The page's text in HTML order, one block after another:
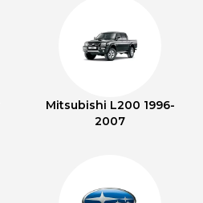
Mitsubishi L200 1996-
2007